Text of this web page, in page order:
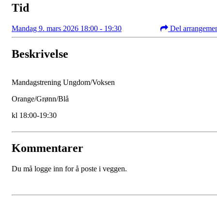
Tid
Mandag 9. mars 2026 18:00 - 19:30 Del
Beskrivelse
Mandagstrening Ungdom/Voksen
Orange/Grønn/Blå
kl 18:00-19:30
Kommentarer
Du må logge inn for å poste i veggen.